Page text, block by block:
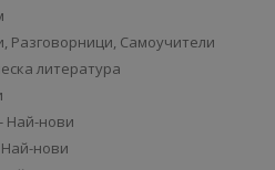
Разговорници, Самоучители
литература
Най-нови
нови